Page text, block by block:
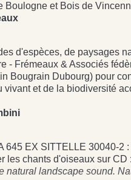
Boulogne et Bois de
d'espèces, de paysages
- Frémeaux & Associés
Bougrain Dubourg) pour
vivant et de la biodiversité
645 EX SITTELLE 30040-2
les chants d'oiseaux sur
natural landscape sound.